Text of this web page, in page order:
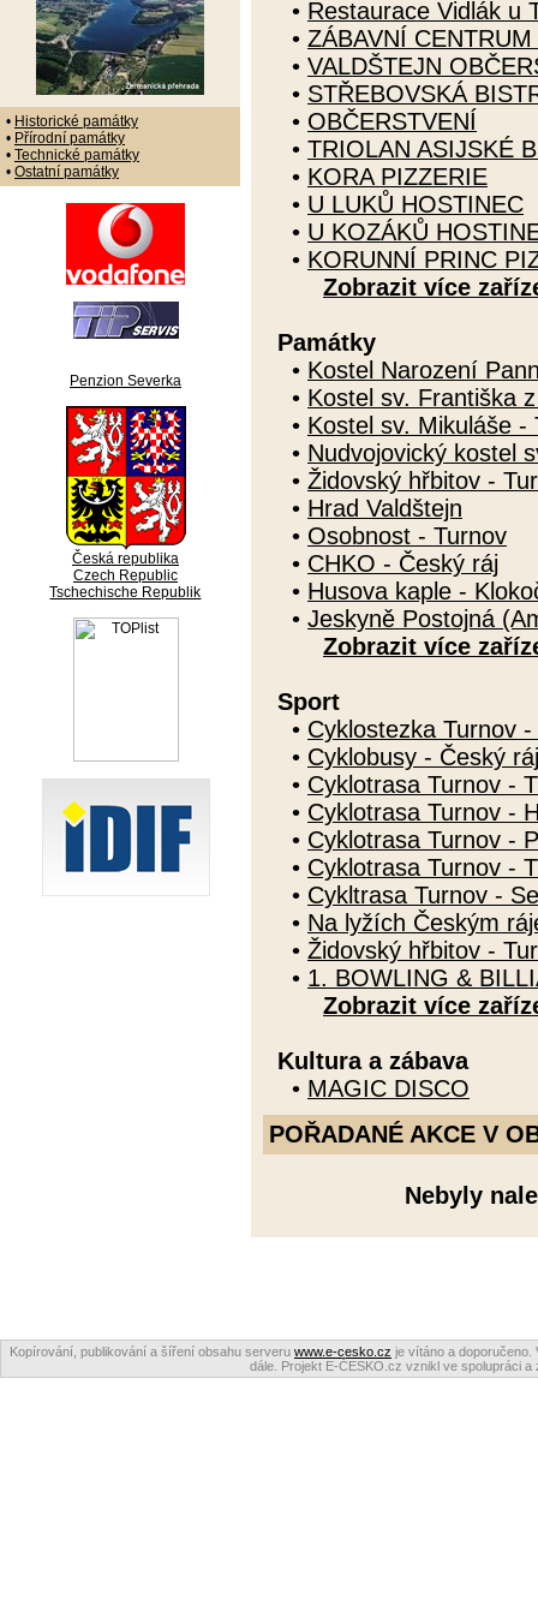
• Historické památky
• Přírodní památky
• Technické památky
• Ostatní památky
Penzion Severka
Česká republika
Czech Republic
Tschechische Republik
• Restaurace Vidlák u
• ZÁBAVNÍ
• VALDŠTEJN
• STŘEBOVSKÁ
• OBČERSTVENÍ
• TRIOLAN ASIJSKÉ
• KORA PIZZERIE
• U LUKŮ HOSTINEC
• U KOZÁKŮ
• KORUNNÍ PRINC
Zobrazit více
Památky
• Kostel Narození
• Kostel sv. Františka
• Kostel sv. Mikuláše -
• Nudvojovický kostel
• Židovský hřbitov -
• Hrad Valdštejn
• Osobnost - Turnov
• CHKO - Český ráj
• Husova kaple -
• Jeskyně Postojná
Zobrazit více
Sport
• Cyklostezka Turnov
• Cyklobusy - Český ráj
• Cyklotrasa Turnov -
• Cyklotrasa Turnov -
• Cyklotrasa Turnov -
• Cyklotrasa Turnov -
• Cykltrasa Turnov -
• Na lyžích Českým
• Židovský hřbitov -
• 1. BOWLING &
Zobrazit více
Kultura a zábava
• MAGIC DISCO
POŘADANÉ AKCE V
Nebyly
Kopírování, publikování a šíření obsahu serveru www.e-cesko.cz je vítáno a doporučeno.
dále. Projekt E-ČESKO.cz vznikl ve spolupráci